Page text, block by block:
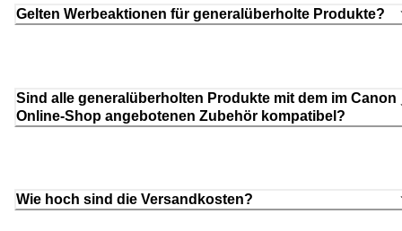
Gelten Werbeaktionen für generalüberholte Produkte?
Sind alle generalüberholten Produkte mit dem im Canon
Online-Shop angebotenen Zubehör kompatibel?
Wie hoch sind die Versandkosten?